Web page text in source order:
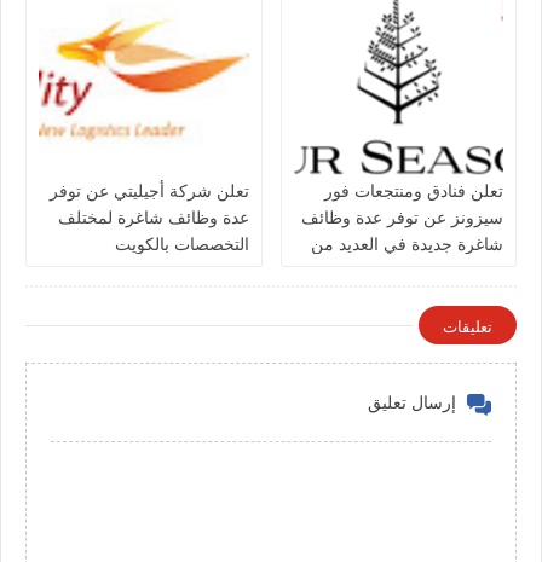
تعلن فنادق ومنتجعات فور
سيزونز‏ عن توفر عدة وظائف
شاغرة جديدة في العديد من
تعلن شركة أجيليتي عن توفر
عدة وظائف شاغرة لمختلف
التخصصات بالكويت
تعليقات
إرسال تعليق